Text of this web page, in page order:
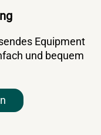
Equipment
und bequem